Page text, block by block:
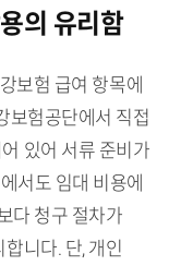
의 유리함
보험 급여 항목에
보험공단에서 직접
있어 서류 준비가
서도 임대 비용에
다 청구 절차가
니다. 단, 개인